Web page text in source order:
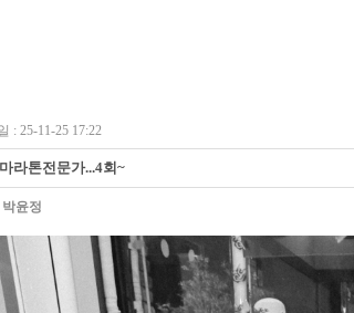
: 25-11-25 17:22
라톤전문가...4회~
박윤정